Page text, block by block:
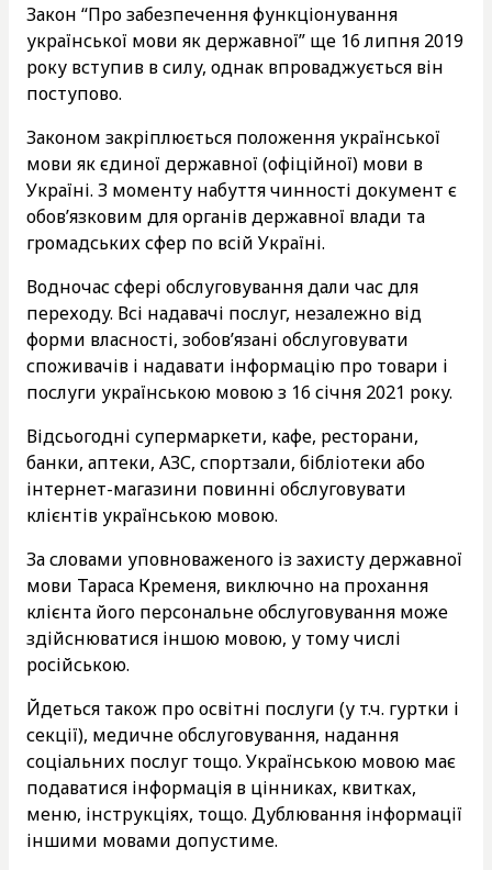
Закон “Про забезпечення функціонування
української мови як державної” ще 16 липня 2019
року вступив в силу, однак впроваджується він
поступово.
Законом закріплюється положення української
мови як єдиної державної (офіційної) мови в
Україні. З моменту набуття чинності документ є
обов’язковим для органів державної влади та
громадських сфер по всій Україні.
Водночас сфері обслуговування дали час для
переходу. Всі надавачі послуг, незалежно від
форми власності, зобов’язані обслуговувати
споживачів і надавати інформацію про товари і
послуги українською мовою з 16 січня 2021 року.
Відсьогодні супермаркети, кафе, ресторани,
банки, аптеки, АЗС, спортзали, бібліотеки або
інтернет-магазини повинні обслуговувати
клієнтів українською мовою.
За словами уповноваженого із захисту державної
мови Тараса Кременя, виключно на прохання
клієнта його персональне обслуговування може
здійснюватися іншою мовою, у тому числі
російською.
Йдеться також про освітні послуги (у т.ч. гуртки і
секції), медичне обслуговування, надання
соціальних послуг тощо. Українською мовою має
подаватися інформація в цінниках, квитках,
меню, інструкціях, тощо. Дублювання інформації
іншими мовами допустиме.